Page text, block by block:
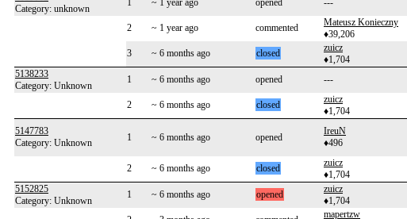
Category: unknown
1 ~ 1 year ago opened ---
2 ~ 1 year ago commented
Mateusz Konieczny
♦39,206
3 ~ 6 months ago closed
zuicz
♦1,704
5138233
Category: Unknown
1 ~ 6 months ago opened ---
2 ~ 6 months ago closed
zuicz
♦1,704
5147783
Category: Unknown
1 ~ 6 months ago opened
IreuN
♦496
2
~ 6 months ago closed
zuicz
♦1,704
5152825
Category: Unknown
1 ~ 6 months ago opened
zuicz
♦1,704
mapertzw